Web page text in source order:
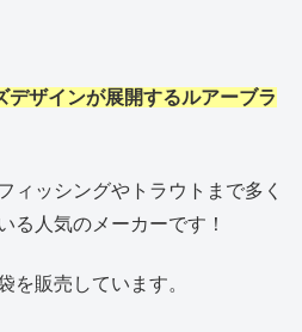
ザインが展開するルアーブラ
ィッシングやトラウトまで多く
る人気のメーカーです！
を販売しています。